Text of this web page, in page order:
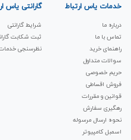
خدمات یاس ارتباط
درباره ما
تماس با ما
راهنمای خرید
سوالات متداول
حریم خصوصی
فروش اقساطی
قوانین و مقررات
رهگیری سفارش
نحوه ارسال مرسوله
اسمبل کامپیوتر
گارانتی یاس
شرایط گارانتی
ثبت شکابت‌
نظرسنجی خدمات